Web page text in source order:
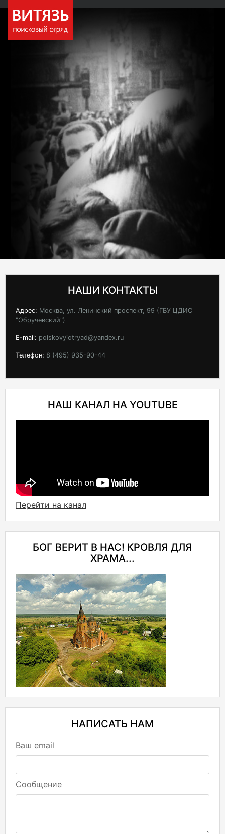
НАШИ КОНТАКТЫ
Адрес: Москва, ул. Ленинский проспект, 99 (ГБУ ЦДИС
"Обручевский")
E-mail: poiskovyiotryad@yandex.ru
Телефон: 8 (495) 935-90-44
НАШ КАНАЛ НА YOUTUBE
Перейти на канал
БОГ ВЕРИТ В НАС! КРОВЛЯ ДЛЯ
ХРАМА...
НАПИСАТЬ НАМ
Ваш email
Сообщение